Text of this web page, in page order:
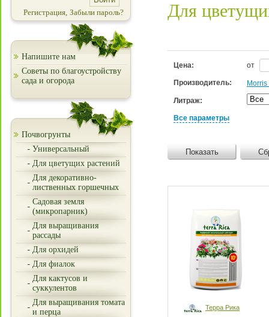
Регистрация, Забыли пароль?
Напишите нам
Советы по благоустройству
сада и огорода
Почвогрунты
Универсальный
Для цветущих растений
Для декоративно-
лиственных горшечных
Садовая земля
(микропарник)
Для выращивания
рассады
Для орхидей
Для фиалок
Для кактусов и
суккулентов
Для выращивания томата
и перца
Для
Цена: от
Производитель:
Литраж:
Все параметры
Показать
Терра Рика